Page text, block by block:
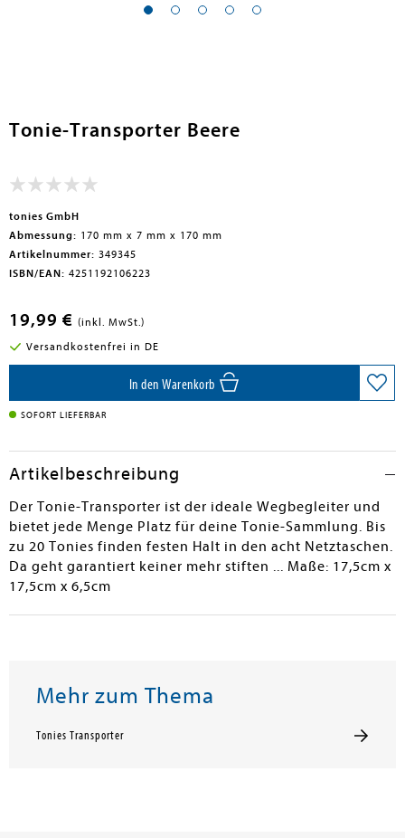
Tonie-Transporter Beere
tonies GmbH
Abmessung: 170 mm x 7 mm x 170 mm
Artikelnummer: 349345
ISBN/EAN: 4251192106223
19,99 € (inkl. MwSt.)
Versandkostenfrei in DE
In den Warenkorb
SOFORT LIEFERBAR
Artikelbeschreibung
Der Tonie-Transporter ist der ideale Wegbegleiter und
bietet jede Menge Platz für deine Tonie-Sammlung. Bis
zu 20 Tonies finden festen Halt in den acht Netztaschen.
Da geht garantiert keiner mehr stiften ... Maße: 17,5cm x
17,5cm x 6,5cm
Mehr zum Thema
Tonies Transporter